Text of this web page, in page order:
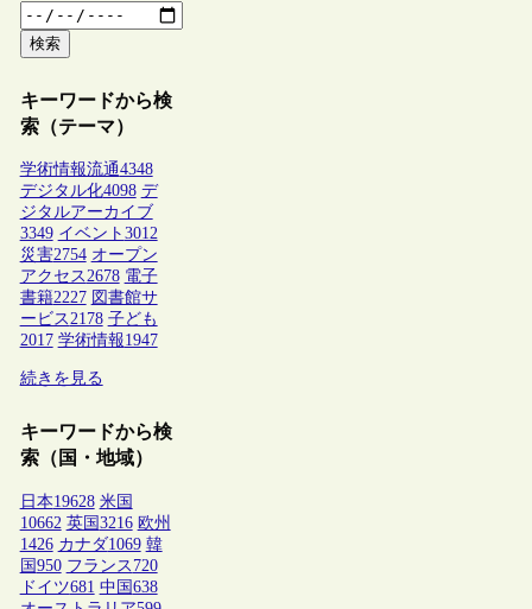
検索
キーワードから検
索（テーマ）
学術情報流通4348
デジタル化4098 デ
ジタルアーカイブ
3349 イベント 3012
災害2754 オープン
アクセス2678 電子
書籍2227 図書館サ
ービス2178 子ども
2017 学術情報1947
続きを見る
キーワードから検
索（国・地域）
日本19628 米国
10662 英国3216 欧州
1426 カナダ1069 韓
国950 フランス 720
ドイツ681 中国638